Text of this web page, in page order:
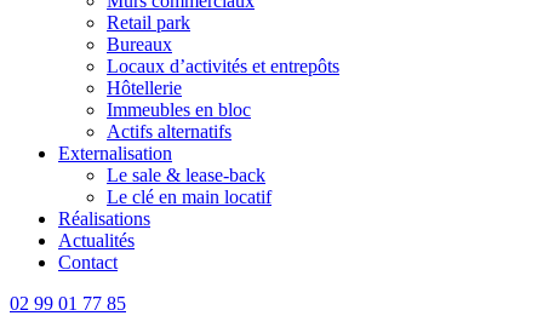
Retail park
Bureaux
Locaux d’activités et entrepôts
Hôtellerie
Immeubles en bloc
Actifs alternatifs
Externalisation
Le sale & lease-back
Le clé en main locatif
Réalisations
Actualités
Contact
02 99 01 77 85